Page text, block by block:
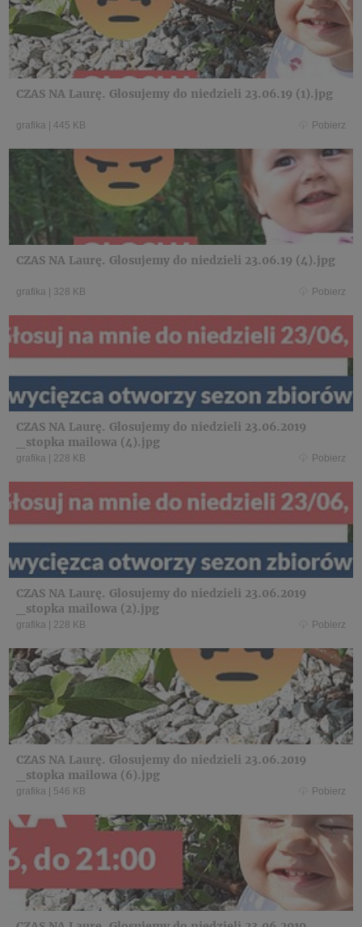
CZAS NA Laurę. Glosujemy do niedzieli 23.06.19 (1).jpg
grafika 445 KB Pobierz
CZAS NA Laurę. Glosujemy do niedzieli 23.06.19 (4).jpg
grafika 328 KB Pobierz
CZAS NA Laurę. Glosujemy do niedzieli 23.06.2019
_stopka mailowa (4).jpg
grafika 228 KB Pobierz
CZAS NA Laurę. Glosujemy do niedzieli 23.06.2019
_stopka mailowa (2).jpg
grafika 228 KB Pobierz
CZAS NA Laurę. Glosujemy do niedzieli 23.06.2019
_stopka mailowa (6).jpg
grafika 546 KB Pobierz